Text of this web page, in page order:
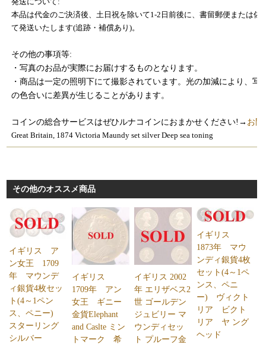
本品は代金のご決済後、土日祝を除いて1-2日前後に、書留郵便または佐
て発送いたします(追跡・補償あり)。
その他の事項等:
・写真のお品が実際にお届けするものとなります。
・商品は一定の照明下にて撮影されています。光の加減により、写
の色合いに差異が生じることがあります。
コインの総合サービスはぜひルナコインにおまかせください!→ お問
Great Britain, 1874 Victoria Maundy set silver Deep sea toning
その他のオススメ商品
イギリス ア
ン女王 1709
年 マウンデ
ィ銀貨4枚セッ
ト(4～1ペン
ス、ペニー)
スターリング
シルバー
イギリス
1709年 アン
女王 ギニー
金貨Elephant
and Caslte ミン
トマーク 希
イギリス 2002
年 エリザベス2
世 ゴールデン
ジュビリー マ
ウンディセッ
ト プルーフ金
イギリス
1873年 マウ
ンディ銀貨4枚
セット(4～1ペ
ンス、ペニ
ー) ヴィクト
リア ビクト
リア ヤ ング
ヘッド